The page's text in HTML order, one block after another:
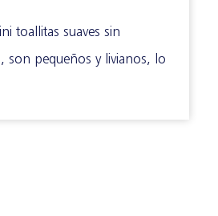
toallitas suaves sin
son pequeños y livianos, lo